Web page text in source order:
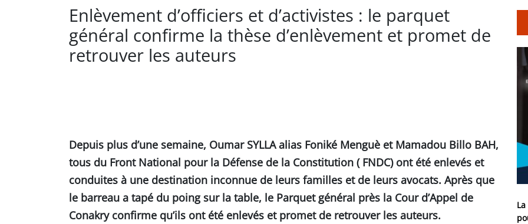
Enlèvement d’officiers et d’activistes : le parquet
général confirme la thèse d’enlèvement et promet de
retrouver les auteurs
Depuis plus d’une semaine, Oumar SYLLA alias Foniké Menguè et Mamadou Billo BAH,
tous du Front National pour la Défense de la Constitution ( FNDC) ont été enlevés et
conduites à une destination inconnue de leurs familles et de leurs avocats. Après que
le barreau a tapé du poing sur la table, le Parquet général près la Cour d’Appel de
Conakry confirme qu’ils ont été enlevés et promet de retrouver les auteurs.